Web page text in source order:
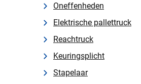
Oneffenheden
Elektrische pallettruck
Reachtruck
Keuringsplicht
Stapelaar